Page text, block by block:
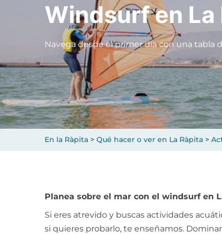
Windsurf en La
Navega desde el primer día con una tabla
En la Ràpita > Qué hacer o ver en La Ràpita >
Planea sobre el mar con el windsurf en
Si eres atrevido y buscas actividades
si quieres probarlo, te enseñamos.